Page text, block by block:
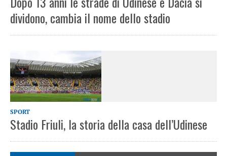
dividono, cambia il nome dello stadio
SPORT
Stadio Friuli, la storia della casa dell’Udinese